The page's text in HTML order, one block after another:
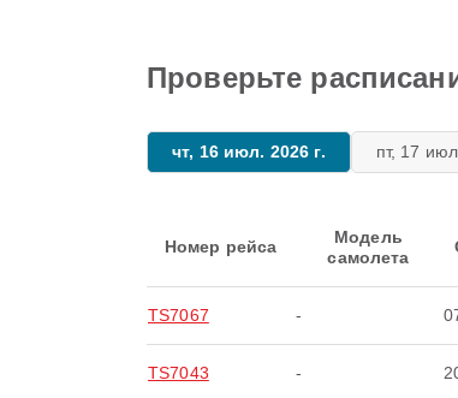
Проверьте
чт, 16 июл. 2026 г. пт, 17
Номер рейса
Модель
самолета
TS7067 -
TS7043 -